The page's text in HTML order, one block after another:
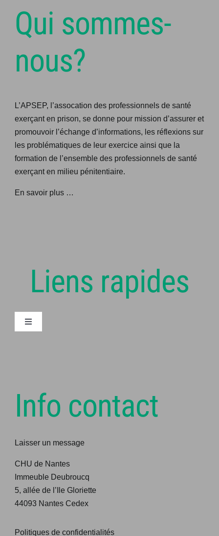
Qui sommes-
nous?
L’APSEP, l’assocation des professionnels de santé
exerçant en prison, se donne pour mission d’assurer et
promouvoir l’échange d’informations, les réflexions sur
les problématiques de leur exercice ainsi que la
formation de l’ensemble des professionnels de santé
exerçant en milieu pénitentiaire.
En savoir plus …
Liens rapides
Navigation
à
Connexion
Adhésion
Contact
Offre d’emploi
Info contact
Laisser un message
CHU de Nantes
Immeuble Deubroucq
5, allée de l’Ile Gloriette
44093 Nantes Cedex
Politiques de confidentialités